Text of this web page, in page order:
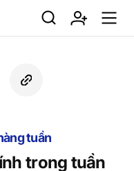
검 회 m
c
o
U
R
tuần
trong tuần